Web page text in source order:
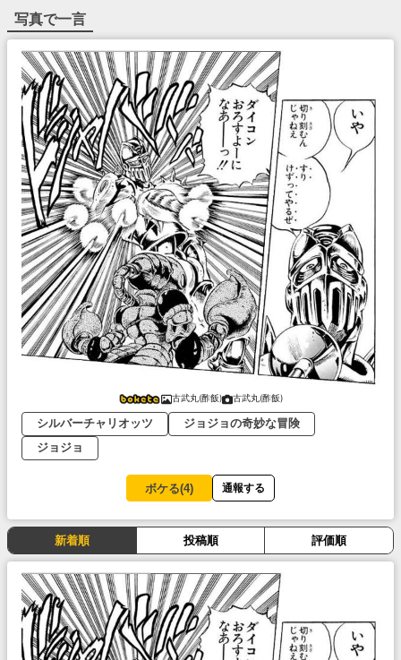
写真で一言
古武丸(酢飯) 古武丸(酢飯)
シルバーチャリオッツ
ジョジョの奇妙な冒険
ジョジョ
ボケる(4) 通報する
新着順 投稿順 評価順